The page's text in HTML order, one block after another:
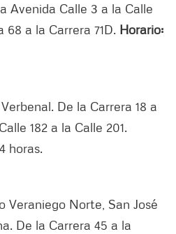
Avenida Calle 3 a la Calle
68 a la Carrera 71D. Horario:
De la Carrera 18 a
182 a la Calle 201.
horas.
Veraniego Norte, San José
De la Carrera 45 a la